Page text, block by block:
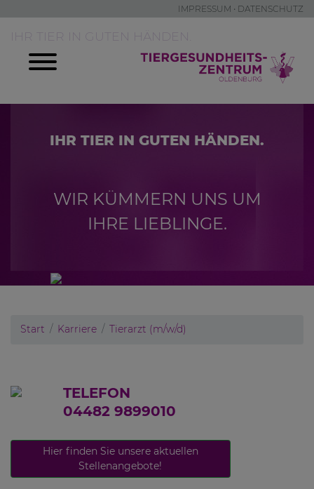
IMPRESSUM • DATENSCHUTZ
IHR TIER IN GUTEN HÄNDEN.
WIR KÜMMERN UNS UM
IHRE LIEBLINGE.
Start Karriere Tierarzt (m/w/d)
TELEFON
04482 9899010
Hier finden Sie unsere aktuellen
Stellenangebote!